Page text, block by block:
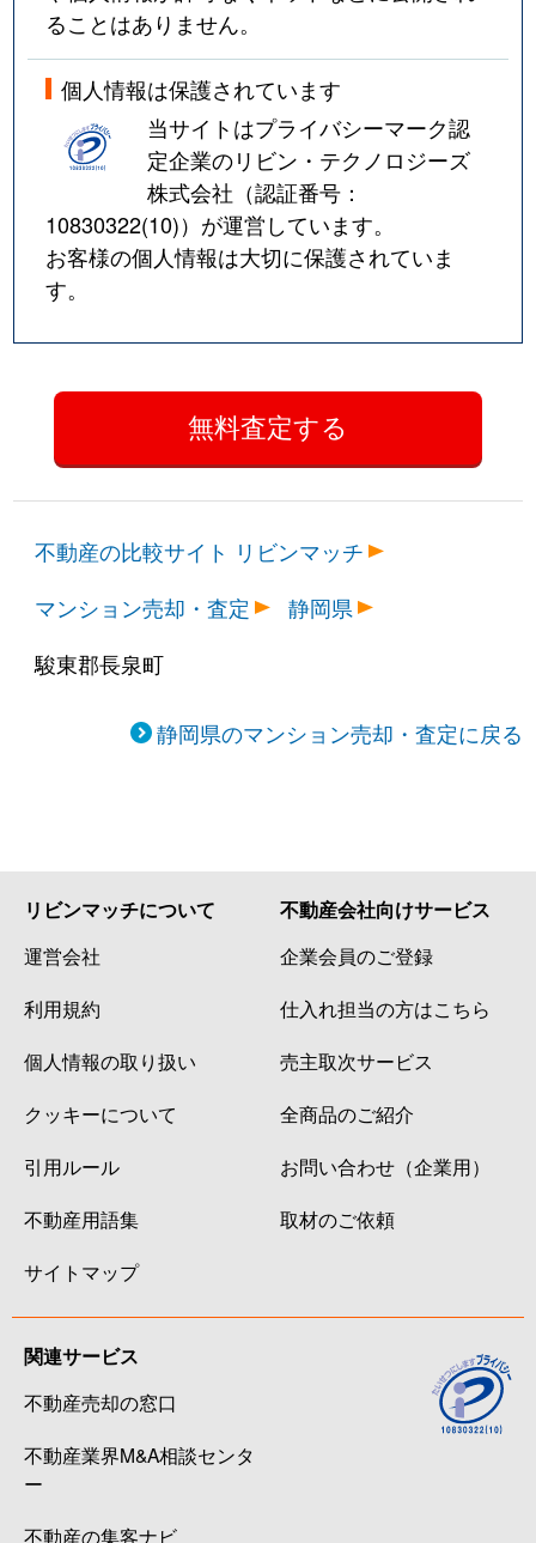
ることはありません。
個人情報は保護されています
当サイトはプライバシーマーク認
定企業のリビン・テクノロジーズ
株式会社（認証番号：
10830322(10)）が運営しています。
お客様の個人情報は大切に保護されていま
す。
不動産の比較サイト リビンマッチ
マンション売却・査定
静岡県
駿東郡長泉町
静岡県のマンション売却・査定に戻る
リビンマッチについて
運営会社
利用規約
個人情報の取り扱い
クッキーについて
引用ルール
不動産用語集
サイトマップ
不動産会社向けサービス
企業会員のご登録
仕入れ担当の方はこちら
売主取次サービス
全商品のご紹介
お問い合わせ（企業用）
取材のご依頼
関連サービス
不動産売却の窓口
不動産業界M&A相談センタ
ー
不動産の集客ナビ